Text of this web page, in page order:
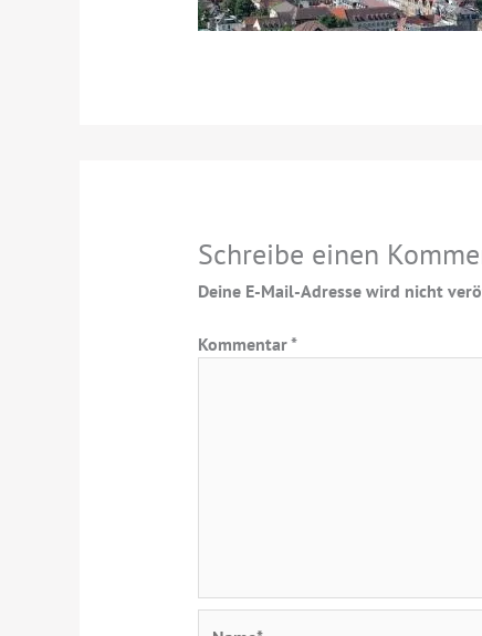
Schreibe einen
Deine E-Mail-Adresse wird nicht
Kommentar*